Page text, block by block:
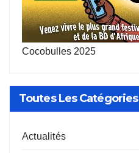
Cocobulles 2025
Toutes Les Catégories
Actualités